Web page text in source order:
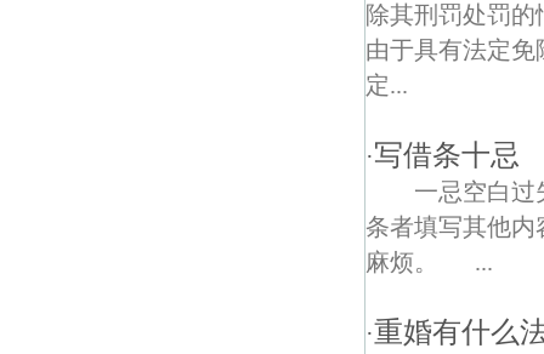
除其刑罚处罚
由于具有法定
定...
·写借条十忌
一忌空白过
条者填写其他
麻烦。 ...
·重婚有什么